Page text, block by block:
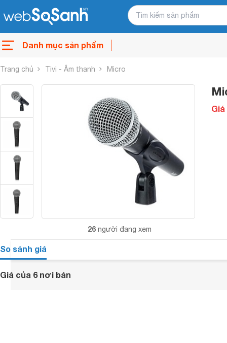
Danh mục sản phẩm
Trang chủ Tivi - Âm thanh Micro
26 người đang xem
So sánh giá
Giá của 6 nơi bán